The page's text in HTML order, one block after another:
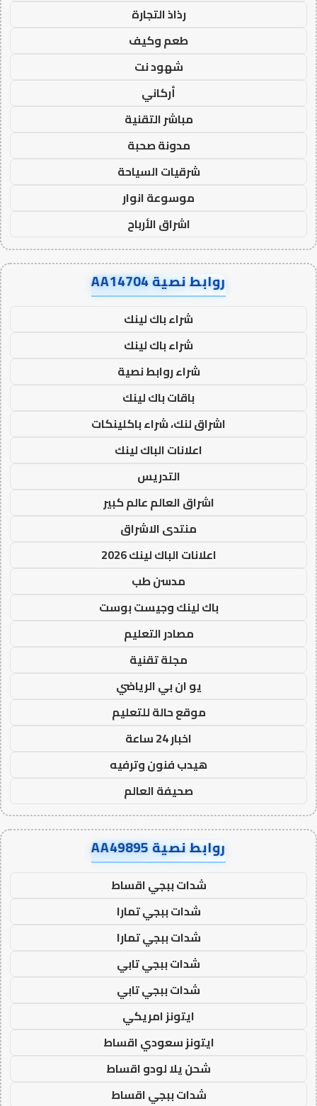
رذاذ التجارة
طعم وكيف
شهود نت
أركاني
مباشر التقنية
مدونة صحبة
شرقيات السياحة
موسوعة انوار
اشراق الأرباح
روابط نصية AA14704
شراء باك لينك
شراء باك لينك
شراء روابط نصية
باقات باك لينك
اشراق لنك، شراء باكلينكات
اعلانات الباك لينك
التدريس
اشراق العالم عالم كبير
منتدى الاشراق
اعلانات الباك لينك 2026
مدسن طب
باك لينك وجيست بوست
مصادر التعليم
مجلة تقنية
يو ان بي الرياضي
موقع حالة للتعليم
اخبار 24 ساعة
هيدب فنون وترفيه
صحيفة العالم
روابط نصية AA49895
شدات ببجي اقساط
شدات ببجي تمارا
شدات ببجي تمارا
شدات ببجي تابي
شدات ببجي تابي
ايتونز امريكي
ايتونز سعودي اقساط
شحن يلا لودو اقساط
شدات ببجي اقساط